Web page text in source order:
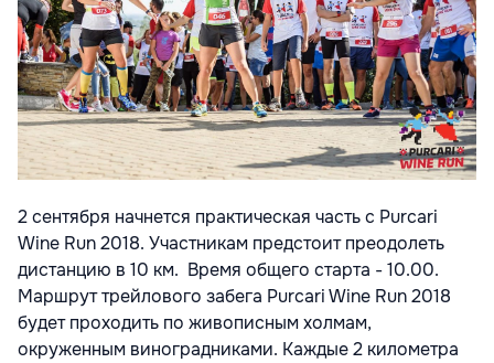
2 сентября начнется практическая часть с Purcari
Wine Run 2018. Участникам предстоит преодолеть
дистанцию в 10 км. Время общего старта - 10.00.
Маршрут трейлового забега Purcari Wine Run 2018
будетпроходить по живописным холмам,
окруженным виноградниками. Каждые 2 километра